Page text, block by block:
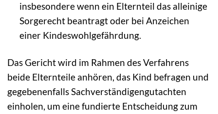
insbesondere wenn ein Elternteil das alleinige
Sorgerecht beantragt oder bei Anzeichen
einer Kindeswohlgefährdung.
Das Gericht wird im Rahmen des Verfahrens
beide Elternteile anhören, das Kind befragen und
gegebenenfalls Sachverständigengutachten
einholen, um eine fundierte Entscheidung zum